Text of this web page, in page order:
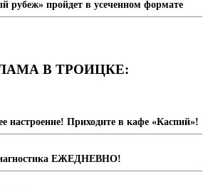
пройдет в усеченном формате
В ТРОИЦКЕ:
настроение! Приходите в кафе «Каспий»!
ЕЖЕДНЕВНО!